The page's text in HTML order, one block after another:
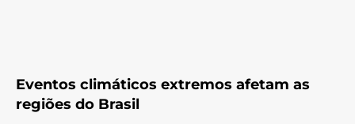
Eventos climáticos extremos afetam as
regiões do Brasil